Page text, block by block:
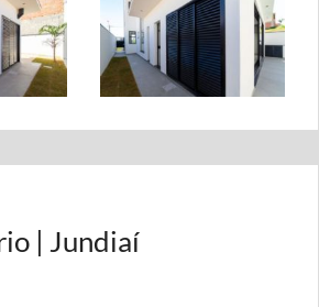
| Jundiaí